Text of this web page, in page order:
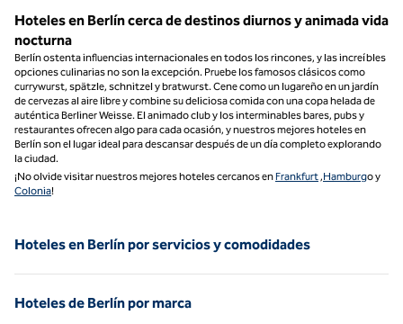
Hoteles en Berlín cerca de destinos diurnos y animada vida
nocturna
Berlín ostenta influencias internacionales en todos los rincones, y las increíbles
opciones culinarias no son la excepción. Pruebe los famosos clásicos como
currywurst, spätzle, schnitzel y bratwurst. Cene como un lugareño en un jardín
de cervezas al aire libre y combine su deliciosa comida con una copa helada de
auténtica Berliner Weisse. El animado club y los interminables bares, pubs y
restaurantes ofrecen algo para cada ocasión, y nuestros mejores hoteles en
Berlín son el lugar ideal para descansar después de un día completo explorando
la ciudad.
¡No olvide visitar nuestros mejores hoteles cercanos enFrankfurt,Hamburgo y
Colonia!
Hoteles en Berlín por servicios y comodidades
Hoteles de Berlín por marca